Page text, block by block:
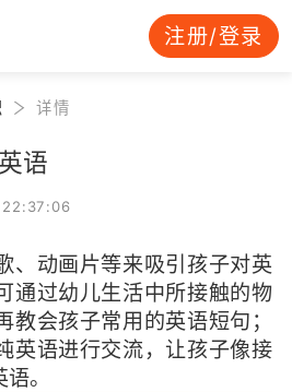
注册/登录
详情
语
、动画片等来吸引孩子对英
通过幼儿生活中所接触的物
教会孩子常用的英语短句；
英语进行交流，让孩子像接
。